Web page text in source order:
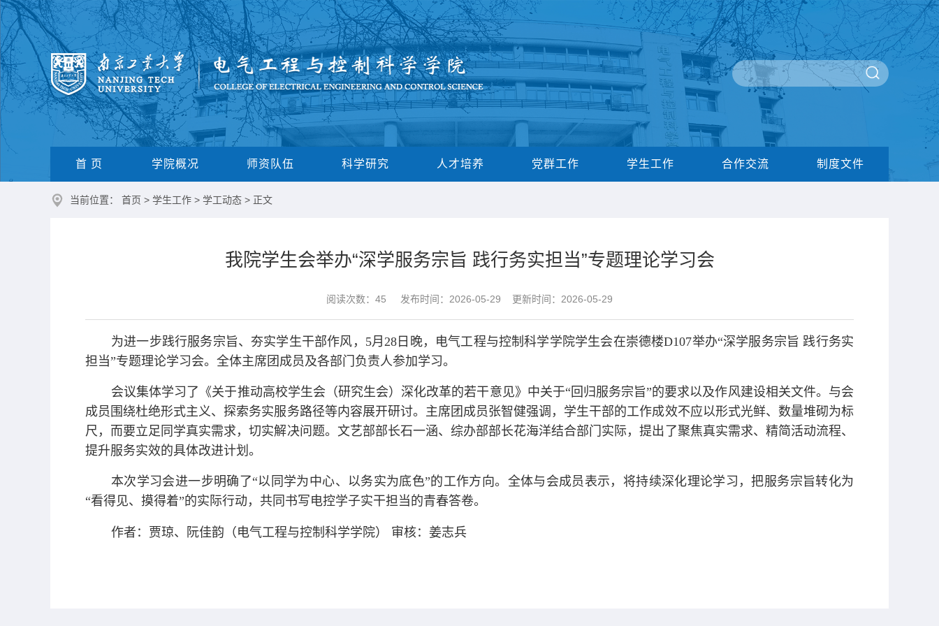
首 页 学院概况 师资队伍 科学研究 人才培养 党群工作 学生工作 合作交流 制度文件
当前位置： 首页 > 学生工作 > 学工动态 > 正文
我院学生会举办“深学服务宗旨 践行务实担当”专题理论学习会
阅读次数： 45 发布时间：2026-05-29 更新时间：2026-05-29
为进一步践行服务宗旨、夯实学生干部作风，5月28日晚，电气工程与控制科学学院学生会在崇德楼D107举办“深学服务宗旨 践行务实
担当”专题理论学习会。全体主席团成员及各部门负责人参加学习。
会议集体学习了《关于推动高校学生会（研究生会）深化改革的若干意见》中关于“回归服务宗旨”的要求以及作风建设相关文件。与会
成员围绕杜绝形式主义、探索务实服务路径等内容展开研讨。主席团成员张智健强调，学生干部的工作成效不应以形式光鲜、数量堆砌为标
尺，而要立足同学真实需求，切实解决问题。文艺部部长石一涵、综办部部长花海洋结合部门实际，提出了聚焦真实需求、精简活动流程、
提升服务实效的具体改进计划。
本次学习会进一步明确了“以同学为中心、以务实为底色”的工作方向。全体与会成员表示，将持续深化理论学习，把服务宗旨转化为
“看得见、摸得着”的实际行动，共同书写电控学子实干担当的青春答卷。
作者：贾琼、阮佳韵（电气工程与控制科学学院） 审核：姜志兵